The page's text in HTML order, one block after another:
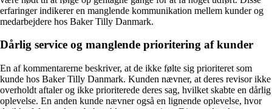
erfaringer indikerer en manglende kommunikation mellem kunder og
medarbejdere hos Baker Tilly Danmark.
Dårlig service og manglende prioritering af kunder
En af kommentarerne beskriver, at de ikke følte sig prioriteret som
kunde hos Baker Tilly Danmark. Kunden nævner, at deres revisor ikke
overholdt aftaler og ikke prioriterede deres sag, hvilket skabte en dårlig
oplevelse. En anden kunde nævner også en lignende oplevelse, hvor